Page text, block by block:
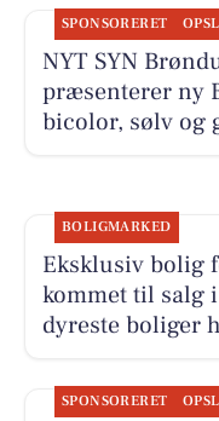
SPONSORERET
NYT SYN
præsenterer ny
bicolor, sølv og
BOLIGMARKED
Eksklusiv bolig
kommet til salg
dyreste boliger
SPONSORERET